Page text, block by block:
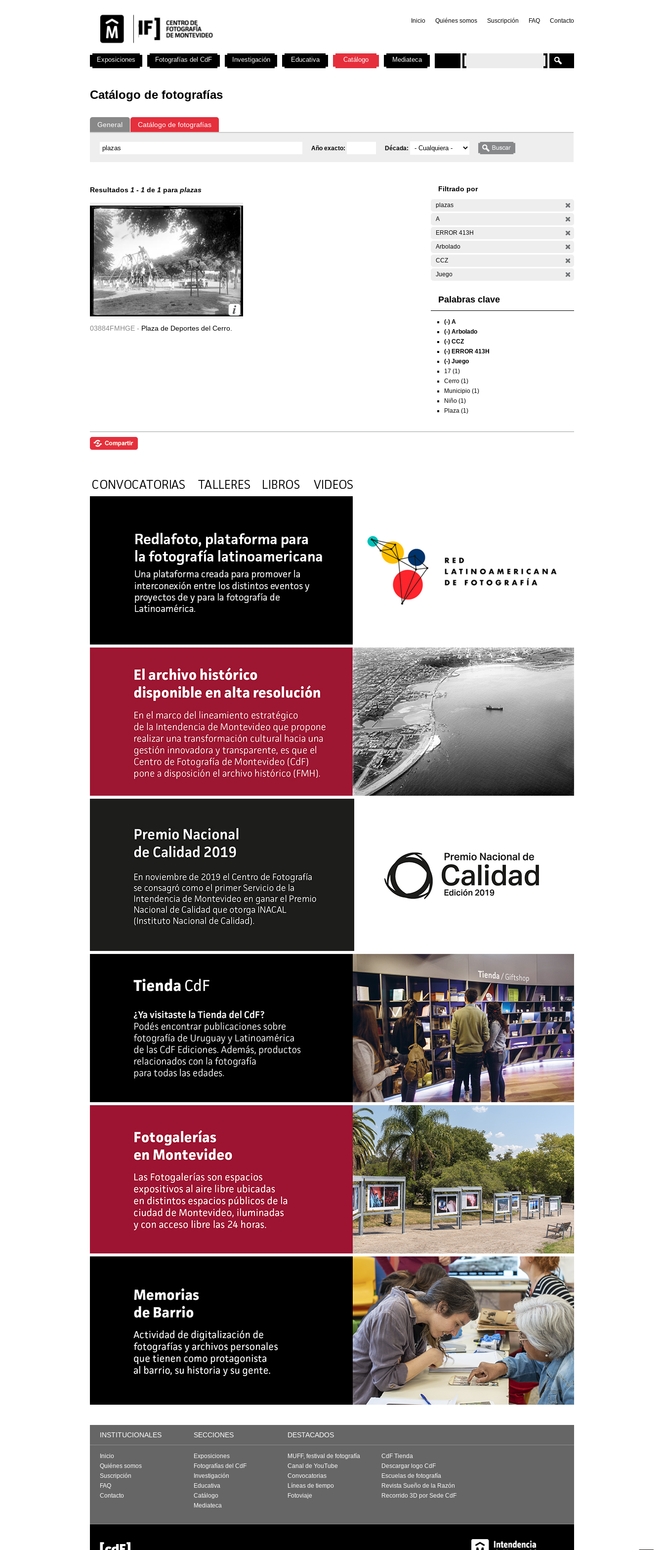
Inicio Quiénes somos Suscripción FAQ Contacto
Catálogo de fotografías
General Catálogo de fotografías
Año exacto: Década:
Resultados 1 - 1 de 1 para plazas
03884FMHGE - Plaza de Deportes del Cerro.
Filtrado por
plazas
A
ERROR 413H
Arbolado
CCZ
Juego
Palabras clave
(-) A
(-) Arbolado
(-) CCZ
(-) ERROR 413H
(-) Juego
17 (1)
Cerro (1)
Municipio (1)
Niño (1)
Plaza (1)
Exposiciones Fotografías del CdF Investigación Educativa Catálogo Mediateca
INSTITUCIONALES SECCIONES DESTACADOS
Inicio
Quiénes somos
Suscripción
FAQ
Contacto
Exposiciones
Fotografías del CdF
Investigación
Educativa
Catálogo
Mediateca
MUFF, festival de fotografía
Canal de YouTube
Convocatorias
Líneas de tiempo
Fotoviaje
CdF Tienda
Descargar logo CdF
Escuelas de fotografía
Revista Sueño de la Razón
Recorrido 3D por Sede CdF